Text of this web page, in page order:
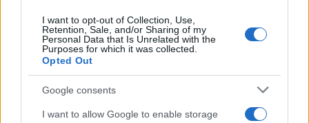
I want to opt-out of Collection, Use,
Retention, Sale, and/or Sharing of my
Personal Data that Is Unrelated with the
Purposes for which it was collected.
Opted Out
Google consents
I want to allow Google to enable storage